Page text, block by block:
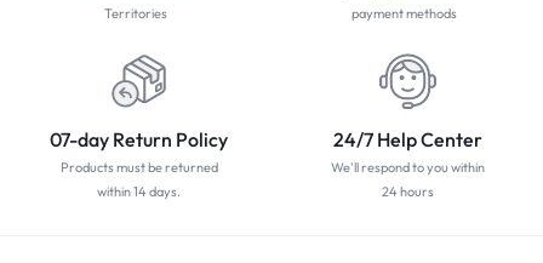
Territories
payment methods
07-day Return Policy
Products must be returned
within 14 days.
24/7 Help Center
We'll respond to you within
24 hours